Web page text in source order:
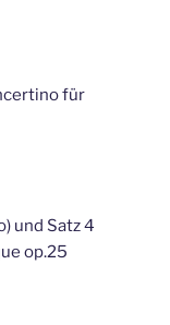
für
und Satz 4
op.25